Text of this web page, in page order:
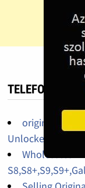
TELEFON
original
Unlocked
Wholesales